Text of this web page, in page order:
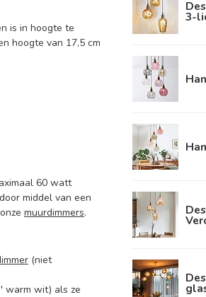
is in hoogte te
hoogte van 17,5 cm
60 watt
middel van een
muurdimmers.
(niet
warm wit) als ze
3-